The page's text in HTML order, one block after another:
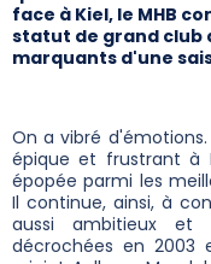
face à Kiel, le MHB
statut de grand club
marquants d'une
On a vibré
épique et frustrant à
épopée parmi les
Il continue, ainsi, à
aussi ambitieux et
décrochées en 2003